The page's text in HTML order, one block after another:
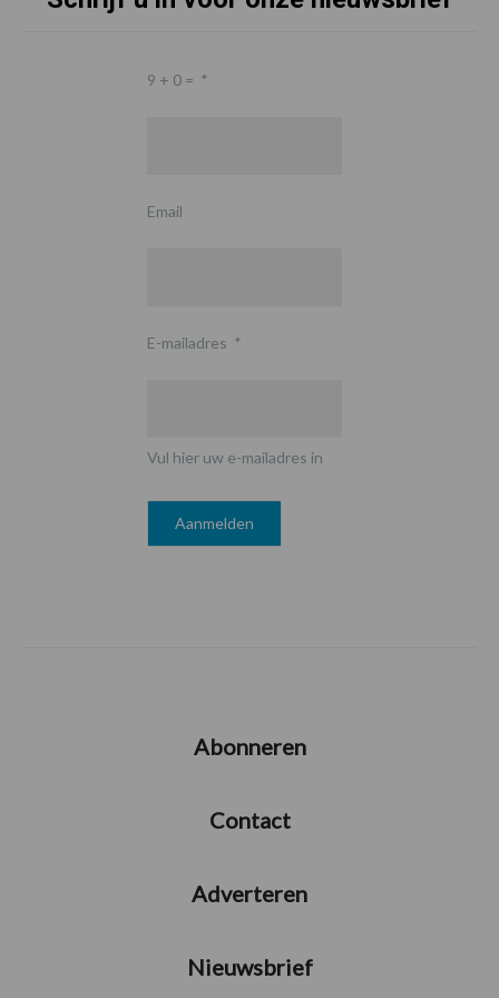
9 + 0 = *
Email
E-mailadres *
Vul hier uw e-mailadres in
Abonneren
Contact
Adverteren
Nieuwsbrief